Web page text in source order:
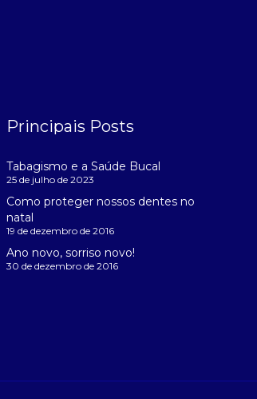
Principais Posts
Tabagismo e a Saúde Bucal
25 de julho de 2023
Como proteger nossos dentes no
natal
19 de dezembro de 2016
Ano novo, sorriso novo!
30 de dezembro de 2016